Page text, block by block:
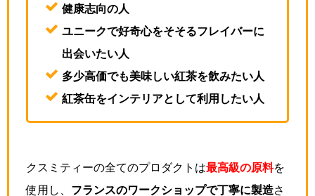
健康志向の人
ユニークで好奇心をそそるフレイバーに
出会いたい人
多少高価でも美味しい紅茶を飲みたい人
紅茶缶をインテリアとして利用したい人
クスミティーの全てのプロダクトは最高級の原料を
使用し、 フランスのワークショップで丁寧に製造さ